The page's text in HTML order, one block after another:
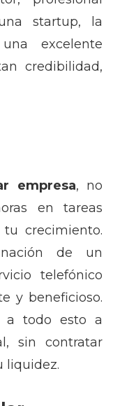
startup, la
excelente
credibilidad,
empresa, no
en tareas
crecimiento.
de un
telefónico
y beneficioso.
a todo esto a
sin contratar
liquidez.